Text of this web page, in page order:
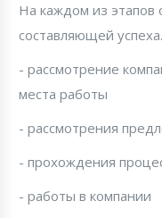
На каждом из
составляющей успеха.
- рассмотрение
места работы
- рассмотрения
- прохождения
- работы в компании